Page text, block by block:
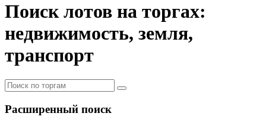
Поиск лотов на торгах:
недвижимость, земля,
транспорт
Расширенный поиск